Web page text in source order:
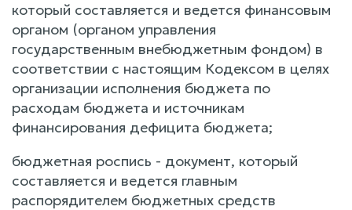
который составляется и ведется финансовым
органом (органом управления
государственным внебюджетным фондом) в
соответствии с настоящим Кодексом в целях
организации исполнения бюджета по
расходам бюджета и источникам
финансирования дефицита бюджета;
бюджетная роспись - документ, который
составляется и ведется главным
распорядителем бюджетных средств